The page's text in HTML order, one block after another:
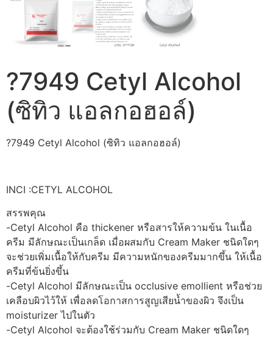
?7949 Cetyl Alcohol
(ซิทิว แอลกอฮอล์)
?7949 Cetyl Alcohol (ซิทิว แอลกอฮอล์)
INCI :CETYL ALCOHOL
สรรพคุณ
-Cetyl Alcohol คือ thickener หรือสารให้ความข้น ในเนื้อ
ครีม มีลักษณะเป็นเกล็ด เมื่อผสมกับ Cream Maker ชนิดใดๆ
จะช่วยเพิ่มเนื้อให้กับครีม มีความหนักของครีมมากขึ้น ให้เนื้อ
ครีมที่ข้นยิ่งขึ้น
-Cetyl Alcohol มีลักษณะเป็น occlusive emollient หรือช่วย
เคลือบผิวไว้ให้ เพื่อลดโอกาสการสูญเสียน้ำของผิว จึงเป็น
moisturizer ไปในตัว
-Cetyl Alcohol จะต้องใช้ร่วมกับ Cream Maker ชนิดใดๆ